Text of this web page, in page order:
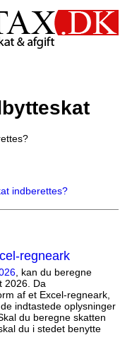
indberettes?
regneark
, kan du beregne
2026. Da
af et Excel-regneark,
indtastede oplysninger
du beregne skatten
du i stedet benytte